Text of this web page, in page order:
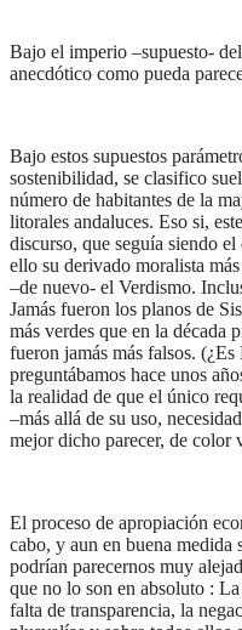
Bajo el imperio –supuesto-
anecdótico como pueda
Bajo estos supuestos
sostenibilidad, se clasifico
número de habitantes de la
litorales andaluces. Eso si,
discurso, que seguía siendo
ello su derivado moralista
–de nuevo- el Verdismo.
Jamás fueron los planos de
más verdes que en la década
fueron jamás más falsos.
preguntábamos hace unos
la realidad de que el único
–más allá de su uso,
mejor dicho parecer, de color
El proceso de apropiación
cabo, y aun en buena medida
podrían parecernos muy
que no lo son en absoluto :
falta de transparencia, la